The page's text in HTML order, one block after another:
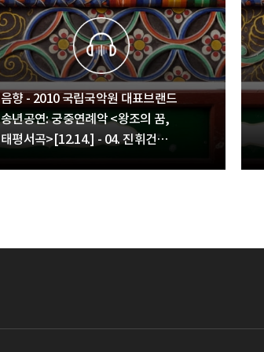
음향 - 2010 국립국악원 대표브랜드
송년공연: 궁중연례악 <왕조의 꿈,
태평서곡>[12.14.] - 04. 진휘건